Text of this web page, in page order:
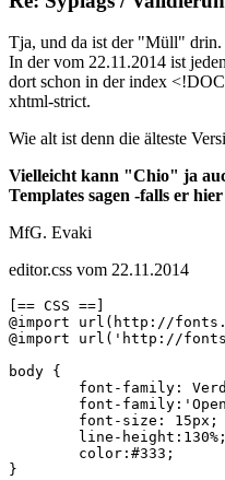
Tja, und da ist der "Müll" drin.
In der vom 22.11.2014 ist
dort schon in der index
xhtml-strict.
Wie alt ist denn die älteste
Vielleicht kann "Chio" ja
Templates sagen -falls er
MfG. Evaki
editor.css vom 22.11.2014
[== CSS ==]
@import url(http://
@import url('http://
body {
}